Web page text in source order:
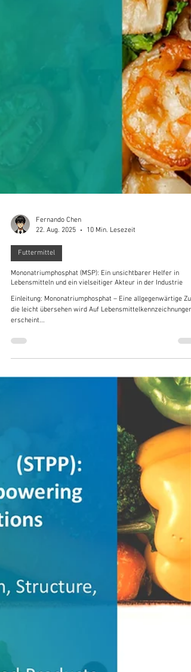
Fernando Chen
Futtermittel
Mononatriumphosphat (MSP): Ein unsichtbarer Helfer in
Lebensmitteln und ein vielseitiger Akteur in der Industrie
die leicht übersehen wird Auf Lebensmittelkennzeichnungen